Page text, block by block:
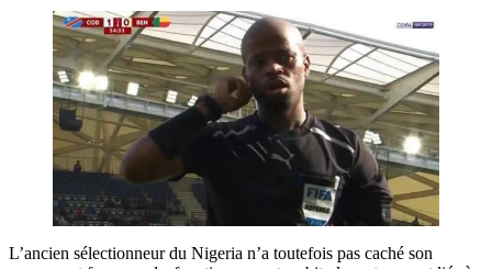
L’ancien sélectionneur du Nigeria n’a toutefois pas caché son